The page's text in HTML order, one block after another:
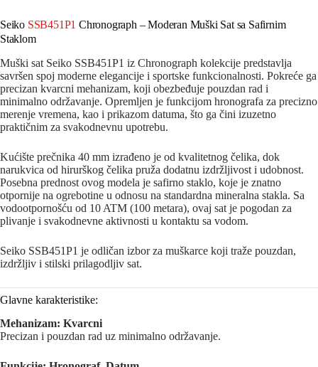
Seiko SSB451P1 Chronograph – Moderan Muški Sat sa Safirnim
Staklom
Muški sat Seiko SSB451P1 iz Chronograph kolekcije predstavlja
savršen spoj moderne elegancije i sportske funkcionalnosti. Pokreće ga
precizan kvarcni mehanizam, koji obezbeđuje pouzdan rad i
minimalno održavanje. Opremljen je funkcijom hronografa za precizno
merenje vremena, kao i prikazom datuma, što ga čini izuzetno
praktičnim za svakodnevnu upotrebu.
Kućište prečnika 40 mm izrađeno je od kvalitetnog čelika, dok
narukvica od hirurškog čelika pruža dodatnu izdržljivost i udobnost.
Posebna prednost ovog modela je safirno staklo, koje je znatno
otpornije na ogrebotine u odnosu na standardna mineralna stakla. Sa
vodootpornošću od 10 ATM (100 metara), ovaj sat je pogodan za
plivanje i svakodnevne aktivnosti u kontaktu sa vodom.
Seiko SSB451P1 je odličan izbor za muškarce koji traže pouzdan,
izdržljiv i stilski prilagodljiv sat.
Glavne karakteristike:
Mehanizam: Kvarcni
Precizan i pouzdan rad uz minimalno održavanje.